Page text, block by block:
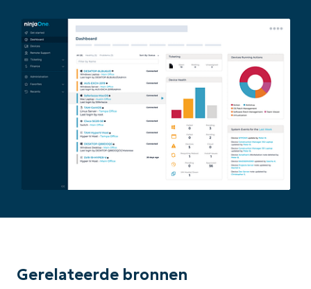
Gerelateerde bronnen
Begin uw trial van 14 dagen
Geen creditcard nodig, volledige toegang tot
Phone